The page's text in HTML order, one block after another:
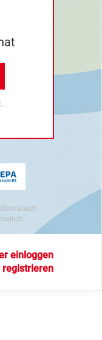
einloggen
registrieren